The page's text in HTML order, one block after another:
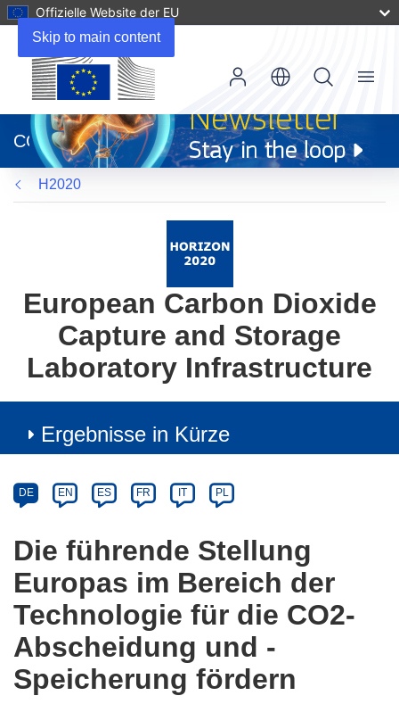
Skip to main content
Offizielle Website der EU
neuem
Fenster)
CORDIS
Menu
H2020
European Carbon Dioxide
Capture and Storage
Laboratory Infrastructure
Ergebnisse in Kürze
Category
Article
available
the
following
languages:
DE EN ES FR IT PL
Die führende Stellung
Europas im Bereich der
Technologie für die CO2-
Abscheidung und -
Speicherung fördern